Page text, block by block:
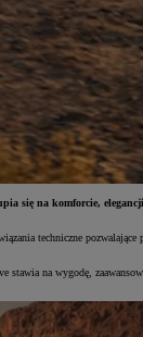
się na komforcie,
techniczne pozwalające
na wygodę,